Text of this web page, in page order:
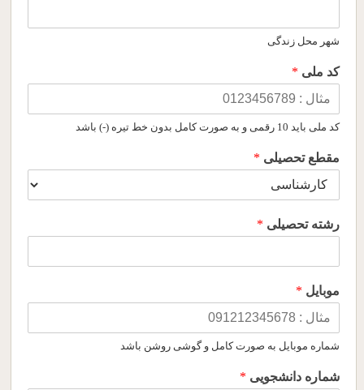
شهر محل زندگی
کد ملی *
کد ملی باید 10 رقمی و به صورت کامل بدون خط تیره (-) باشد
مقطع تحصیلی *
رشته تحصیلی *
موبایل *
شماره موبایل به صورت کامل و گوشی روشن باشد
شماره دانشجویی *